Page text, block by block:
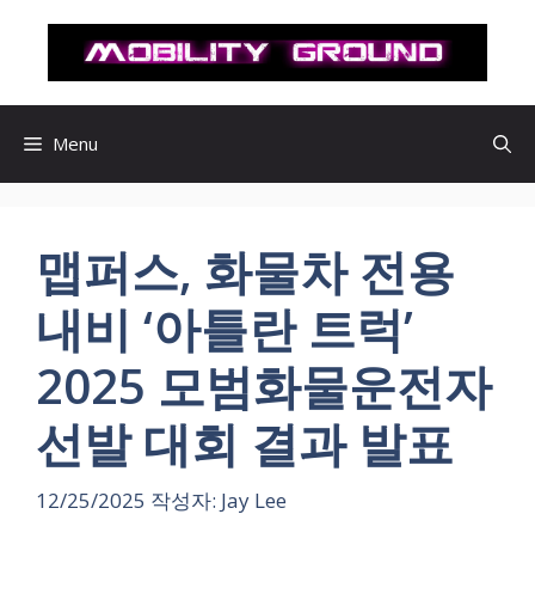
로
Menu
맵퍼스, 화물차 전용
내비 ‘아틀란 트럭’
2025 모범화물운전자
선발 대회 결과 발표
12/25/2025 작성자: Jay Lee